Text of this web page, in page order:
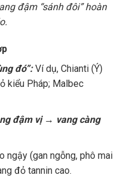
đậm “sánh đôi” hoàn
đó”:Ví dụ, Chianti (Ý)
kiểu Pháp; Malbec
đậm vị → vang càng
ngậy (gan ngỗng, phô mai
đỏ tannin cao.